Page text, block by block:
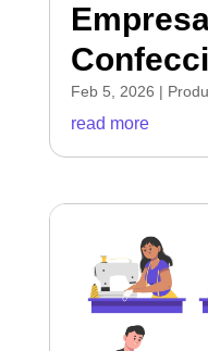
Feb 5, 2026 |
read more